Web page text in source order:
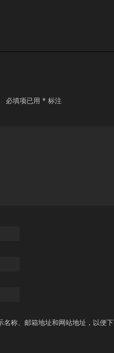
必填项已用 * 标注
称、邮箱地址和网站地址，以便下